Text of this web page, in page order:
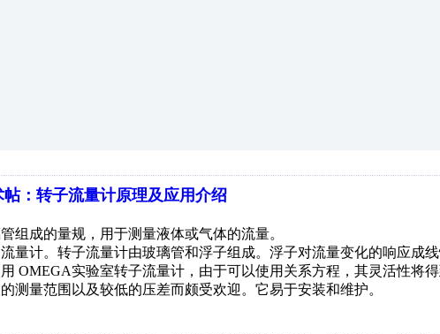
帖：转子流量计原理及应用介绍
组成的量规，用于测量液体或气体的流量。
量计。转子流量计由玻璃管和浮子组成。浮子对流量变化的响应成
OMEGA实验室转子流量计，由于可以使用关系方程，其灵活性将
测量范围以及较低的压差而颇受欢迎。它易于安装和维护。